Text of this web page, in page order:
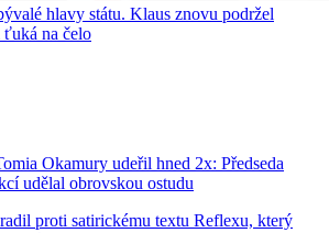
hlavy státu. Klaus znovu podržel
ťuká na čelo
Okamury udeřil hned 2x: Předseda
udělal obrovskou ostudu
proti satirickému textu Reflexu, který